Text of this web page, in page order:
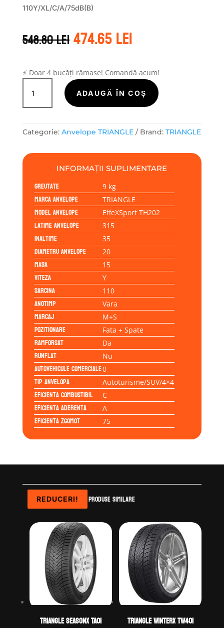
110Y/XL/C/A/75dB(B)
548.80leiPrețul
inițial
fost:
548.80 lei.
474.65leiPrețul
curent
474.65 lei.
⚡ Doar 4 bucăți rămase! Comandă acum!
Cantitate
TRIANGLE
EFFEXSPORT
315/35R20
ADAUGĂ ÎN COȘ
Categorie: Anvelope TRIANGLE Brand: TRIANGLE
INFORMAȚII SUPLIMENTARE
Greutate 9 kg
Marca anvelope TRIANGLE
Model anvelope EffeXSport TH202
Latime anvelope 315
Inaltime 35
Diametru anvelope 20
Masa 15
Viteza Y
Sarcina 110
Anotimp Vara
Marcaj M+S
Pozitionare Fata + Spate
Ramforsat Da
Runflat Nu
Autovehicule comerciale0
Tip anvelopa Autoturisme/SUV/4×4
Eficienta Combustibil C
Eficienta Aderenta A
Eficienta Zgomot 75
Produse similare
REDUCERI!
TRIANGLE SEASONX TA01
REDUCERI!
TRIANGLE WINTERX TW401
REDUCERI!
REDUCERI!